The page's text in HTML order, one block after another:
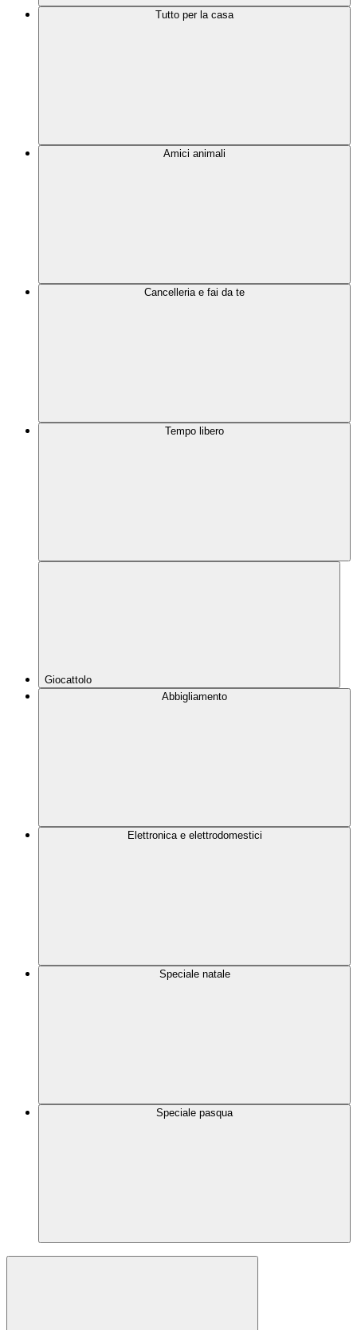
Tutto per la casa
Amici animali
Cancelleria e fai da te
Tempo libero
Giocattolo
Abbigliamento
Elettronica e elettrodomestici
Speciale natale
Speciale pasqua